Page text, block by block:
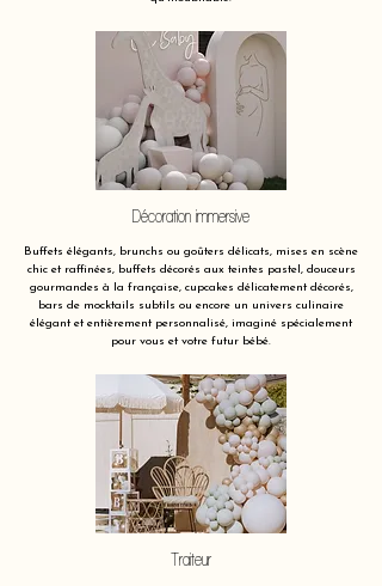
Décoration immersive
Buffets élégants, brunchs ou goûters délicats, mises en scène
chic et raffinées, buffets décorés aux teintes pastel, douceurs
gourmandes à la française, cupcakes délicatement décorés,
bars de mocktails subtils ou encore un univers culinaire
élégant et entièrement personnalisé, imaginé spécialement
pour vous et votre futur bébé.
Traiteur